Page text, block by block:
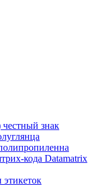
знак
кода Datamatrix
этикеток